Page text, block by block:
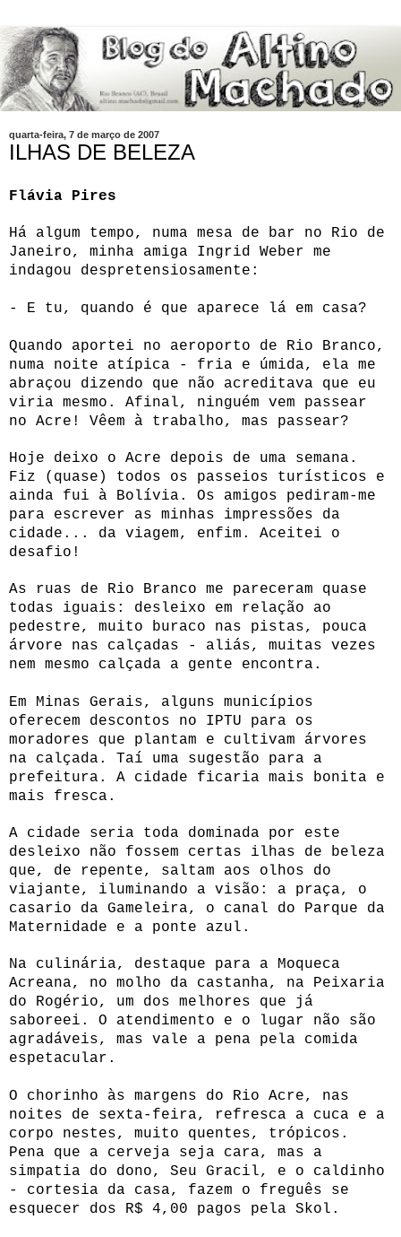
quarta-feira, 7 de março de 2007
ILHAS DE BELEZA
Flávia Pires
Há algum tempo, numa mesa de bar no Rio de
Janeiro, minha amiga Ingrid Weber me
indagou despretensiosamente:
- E tu, quando é que aparece lá em casa?
Quando aportei no aeroporto de Rio Branco,
numa noite atípica - fria e úmida, ela me
abraçou dizendo que não acreditava que eu
viria mesmo. Afinal, ninguém vem passear
no Acre! Vêem à trabalho, mas passear?
Hoje deixo o Acre depois de uma semana.
Fiz (quase) todos os passeios turísticos e
ainda fui à Bolívia. Os amigos pediram-me
para escrever as minhas impressões da
cidade... da viagem, enfim. Aceitei o
desafio!
As ruas de Rio Branco me pareceram quase
todas iguais: desleixo em relação ao
pedestre, muito buraco nas pistas, pouca
árvore nas calçadas - aliás, muitas vezes
nem mesmo calçada a gente encontra.
Em Minas Gerais, alguns municípios
oferecem descontos no IPTU para os
moradores que plantam e cultivam árvores
na calçada. Taí uma sugestão para a
prefeitura. A cidade ficaria mais bonita e
mais fresca.
A cidade seria toda dominada por este
desleixo não fossem certas ilhas de beleza
que, de repente, saltam aos olhos do
viajante, iluminando a visão: a praça, o
casario da Gameleira, o canal do Parque da
Maternidade e a ponte azul.
Na culinária, destaque para a Moqueca
Acreana, no molho da castanha, na Peixaria
do Rogério, um dos melhores que já
saboreei. O atendimento e o lugar não são
agradáveis, mas vale a pena pela comida
espetacular.
O chorinho às margens do Rio Acre, nas
noites de sexta-feira, refresca a cuca e a
corpo nestes, muito quentes, trópicos.
Pena que a cerveja seja cara, mas a
simpatia do dono, Seu Gracil, e o caldinho
- cortesia da casa, fazem o freguês se
esquecer dos R$ 4,00 pagos pela Skol.